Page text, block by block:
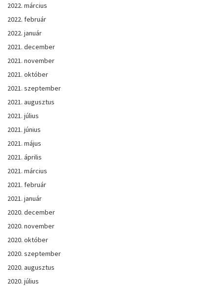
2022. március
2022. február
2022. január
2021. december
2021. november
2021. október
2021. szeptember
2021. augusztus
2021. július
2021. június
2021. május
2021. április
2021. március
2021. február
2021. január
2020. december
2020. november
2020. október
2020. szeptember
2020. augusztus
2020. július